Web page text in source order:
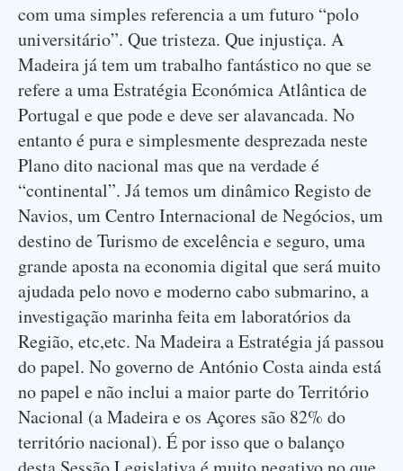
com uma simples referencia a um futuro “polo
universitário”. Que tristeza. Que injustiça. A
Madeira já tem um trabalho fantástico no que se
refere a uma Estratégia Económica Atlântica de
Portugal e que pode e deve ser alavancada. No
entanto é pura e simplesmente desprezada neste
Plano dito nacional mas que na verdade é
“continental”. Já temos um dinâmico Registo de
Navios, um Centro Internacional de Negócios, um
destino de Turismo de excelência e seguro, uma
grande aposta na economia digital que será muito
ajudada pelo novo e moderno cabo submarino, a
investigação marinha feita em laboratórios da
Região, etc,etc. Na Madeira a Estratégia já passou
do papel. No governo de António Costa ainda está
no papel e não inclui a maior parte do Território
Nacional (a Madeira e os Açores são 82% do
território nacional). É por isso que o balanço